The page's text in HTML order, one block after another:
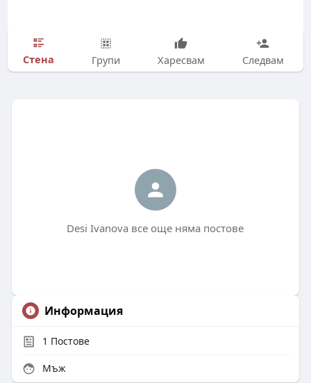
Стена Групи Харесвам Следвам
Desi Ivanova все още няма постове
Информация
1 Постове
Мъж